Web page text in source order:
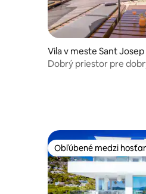
Vila v meste Sant Josep
Talaia
Dobrý priestor pre
Obľúbené medzi
Obľúbené medzi